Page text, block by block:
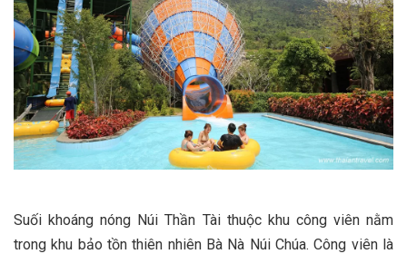
Suối khoáng nóng Núi Thần Tài thuộc khu công viên nằm
trong khu bảo tồn thiên nhiên Bà Nà Núi Chúa. Công viên là